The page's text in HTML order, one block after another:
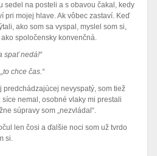
sedel na posteli a s obavou čakal, kedy
pri mojej hlave. Ak vôbec zastaví. Keď
ako som sa vyspal, myslel som si,
spoločensky konvenčná.
spať nedá!“
chce čas.“
predchádzajúcej nevyspatý, som tiež
nemal, osobné vlaky mi prestali
súpravy som „nezvládal“.
len čosi a ďalšie noci som už tvrdo
si.